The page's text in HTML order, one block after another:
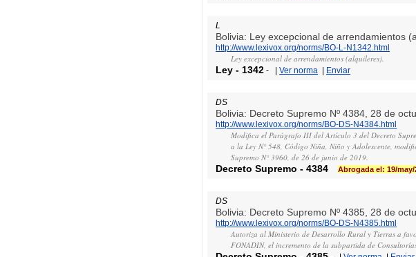
L
Bolivia: Ley excepcional de arrendamientos
http://www.lexivox.org/norms/BO-L-N1342.html
Ley excepcional de arrendamientos (alquileres).
Ley - 1342 - |Ver norma Enviar
DS
Bolivia: Decreto Supremo Nº 4384, 28 de
http://www.lexivox.org/norms/BO-DS-N4384.html
Modifica el Parágrafo III del Artículo 3 del Decreto
a la Ley N° 548, Código Niña, Niño y Adolescente,
Supremo N° 3960, de 26 de junio de 2019.
Decreto Supremo -4384 Abrogada el: 19/may/
DS
Bolivia: Decreto Supremo Nº 4385, 28 de
http://www.lexivox.org/norms/BO-DS-N4385.html
Autoriza al Ministerio de Desarrollo Rural y Tierras a
FONADIN, el incremento de la subpartida de